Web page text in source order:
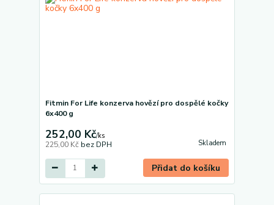
Fitmin For Life konzerva hovězí pro dospělé kočky
6x400 g
252,00 Kč/ks
225,00 Kč bez DPH Skladem
Přidat do košíku